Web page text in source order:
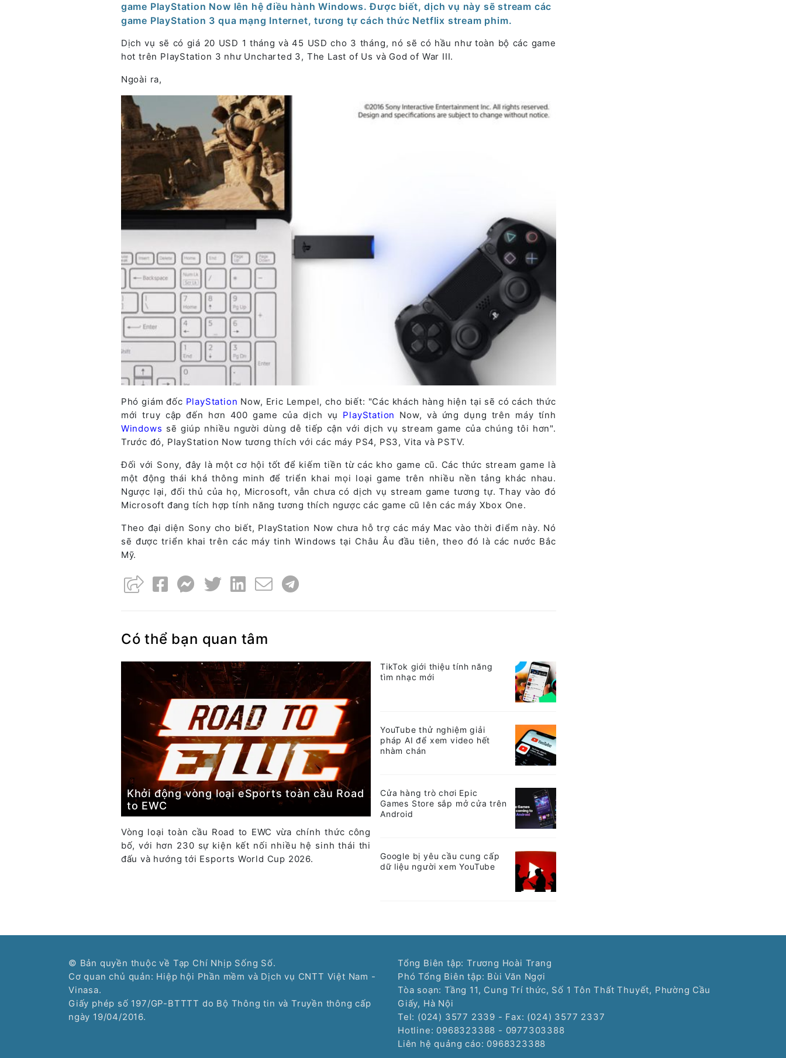
game PlayStation Now lên hệ điều hành Windows. Được biết, dịch vụ này sẽ stream các
game PlayStation 3 qua mạng Internet, tương tự cách thức Netflix stream phim.
Dịch vụ sẽ có giá 20 USD 1 tháng và 45 USD cho 3 tháng, nó sẽ có hầu như toàn bộ các game
hot trên PlayStation 3 như Uncharted 3, The Last of Us và God of War III.
Ngoài ra,
Phó giám đốc PlayStation Now, Eric Lempel, cho biết: "Các khách hàng hiện tại sẽ có cách thức
mới truy cập đến hơn 400 game của dịch vụ PlayStation Now, và ứng dụng trên máy tính
Windows sẽ giúp nhiều người dùng dễ tiếp cận với dịch vụ stream game của chúng tôi hơn".
Trước đó, PlayStation Now tương thích với các máy PS4, PS3, Vita và PSTV.
Đối với Sony, đây là một cơ hội tốt để kiếm tiền từ các kho game cũ. Các thức stream game là
một động thái khá thông minh để triển khai mọi loại game trên nhiều nền tảng khác nhau.
Ngược lại, đối thủ của họ, Microsoft, vẫn chưa có dịch vụ stream game tương tự. Thay vào đó
Microsoft đang tích hợp tính năng tương thích ngược các game cũ lên các máy Xbox One.
Theo đại diện Sony cho biết, PlayStation Now chưa hỗ trợ các máy Mac vào thời điểm này. Nó
sẽ được triển khai trên các máy tinh Windows tại Châu Âu đầu tiên, theo đó là các nước Bắc
Mỹ.
Có thể bạn quan tâm
Khởi động vòng loại eSports toàn cầu Road
to EWC
Vòng loại toàn cầu Road to EWC vừa chính thức công
bố, với hơn 230 sự kiện kết nối nhiều hệ sinh thái thi
đấu và hướng tới Esports World Cup 2026.
TikTok giới thiệu tính năng
tìm nhạc mới
YouTube thử nghiệm giải
pháp AI để xem video hết
nhàm chán
Cửa hàng trò chơi Epic
Games Store sắp mở cửa trên
Android
Google bị yêu cầu cung cấp
dữ liệu người xem YouTube
© Bản quyền thuộc về Tạp Chí Nhịp Sống Số.
Cơ quan chủ quản: Hiệp hội Phần mềm và Dịch vụ CNTT Việt Nam -
Vinasa.
Giấy phép số 197/GP-BTTTT do Bộ Thông tin và Truyền thông cấp
ngày 19/04/2016.
Tổng Biên tập: Trương Hoài Trang
Phó Tổng Biên tập: Bùi Văn Ngợi
Tòa soạn: Tầng 11, Cung Trí thức, Số 1 Tôn Thất Thuyết, Phường Cầu
Giấy, Hà Nội
Tel: (024) 3577 2339 - Fax: (024) 3577 2337
Hotline: 0968323388 - 0977303388
Liên hệ quảng cáo: 0968323388